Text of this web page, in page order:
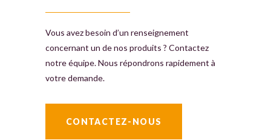
Vous avez besoin d’un renseignement
concernant un de nos produits ? Contactez
notre équipe. Nous répondrons rapidement à
votre demande.
CONTACTEZ-NOUS